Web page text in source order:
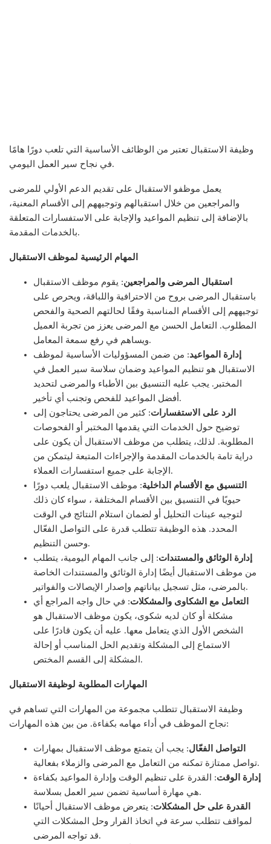
وظيفة الاستقبال تعتبر من الوظائف الأساسية التي تلعب دورًا هامًا
في نجاح سير العمل اليومي.
يعمل موظفو الاستقبال على تقديم الدعم الأولي للمرضى
والمراجعين من خلال استقبالهم وتوجيههم إلى الأقسام المعنية،
بالإضافة إلى تنظيم المواعيد والإجابة على الاستفسارات المتعلقة
بالخدمات المقدمة.
المهام الرئيسية لموظف الاستقبال
استقبال المرضى والمراجعين: يقوم موظف الاستقبال
باستقبال المرضى بروح من الاحترافية واللباقة، ويحرص على
توجيههم إلى الأقسام المناسبة وفقًا لحالتهم الصحية والفحص
المطلوب. التعامل الحسن مع المرضى يعزز من تجربة العميل
ويساهم في رفع سمعة المعامل.
إدارة المواعيد: من ضمن المسؤوليات الأساسية لموظف
الاستقبال هو تنظيم المواعيد وضمان سلاسة سير العمل في
المختبر. يجب عليه التنسيق بين الأطباء والمرضى لتحديد
أفضل المواعيد للفحص وتجنب أي تأخير.
الرد على الاستفسارات: كثير من المرضى يحتاجون إلى
توضيح حول الخدمات التي يقدمها المختبر أو الفحوصات
المطلوبة. لذلك، يتطلب من موظف الاستقبال أن يكون على
دراية تامة بالخدمات المقدمة والإجراءات المتبعة ليتمكن من
الإجابة على جميع استفسارات العملاء.
التنسيق مع الأقسام الداخلية: موظف الاستقبال يلعب دورًا
حيويًا في التنسيق بين الأقسام المختلفة ، سواء كان ذلك
لتوجيه عينات التحليل أو لضمان استلام النتائج في الوقت
المحدد. هذه الوظيفة تتطلب قدرة على التواصل الفعّال
وحسن التنظيم.
إدارة الوثائق والمستندات: إلى جانب المهام اليومية، يتطلب
من موظف الاستقبال أيضًا إدارة الوثائق والمستندات الخاصة
بالمرضى، مثل تسجيل بياناتهم وإصدار الإيصالات والفواتير.
التعامل مع الشكاوى والمشكلات: في حال واجه المراجع أي
مشكلة أو كان لديه شكوى، يكون موظف الاستقبال هو
الشخص الأول الذي يتعامل معها. عليه أن يكون قادرًا على
الاستماع إلى المشكلة وتقديم الحل المناسب أو إحالة
المشكلة إلى القسم المختص.
المهارات المطلوبة لوظيفة الاستقبال
وظيفة الاستقبال تتطلب مجموعة من المهارات التي تساهم في
نجاح الموظف في أداء مهامه بكفاءة. من بين هذه المهارات:
التواصل الفعّال: يجب أن يتمتع موظف الاستقبال بمهارات
تواصل ممتازة تمكنه من التعامل مع المرضى والزملاء بفعالية.
إدارة الوقت: القدرة على تنظيم الوقت وإدارة المواعيد بكفاءة
هي مهارة أساسية تضمن سير العمل بسلاسة.
القدرة على حل المشكلات: يتعرض موظف الاستقبال أحيانًا
لمواقف تتطلب سرعة في اتخاذ القرار وحل المشكلات التي
قد تواجه المرضى.